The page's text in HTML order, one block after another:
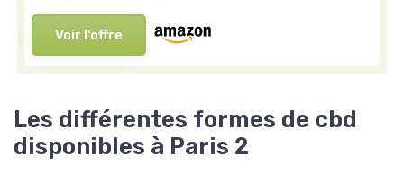
Voir l'offre
Les différentes formes de cbd
disponibles à Paris 2